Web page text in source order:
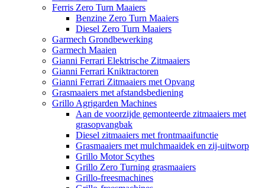
Ferris Zero Turn Maaiers
Benzine Zero Turn Maaiers
Diesel Zero Turn Maaiers
Garmech Grondbewerking
Garmech Maaien
Gianni Ferrari Elektrische Zitmaaiers
Gianni Ferrari Kniktractoren
Gianni Ferrari Zitmaaiers met Opvang
Grasmaaiers met afstandsbediening
Grillo Agrigarden Machines
Aan de voorzijde gemonteerde zitmaaiers met
grasopvangbak
Diesel zitmaaiers met frontmaaifunctie
Grasmaaiers met mulchmaaidek en zij-uitworp
Grillo Motor Scythes
Grillo Zero Turning grasmaaiers
Grillo-freesmachines